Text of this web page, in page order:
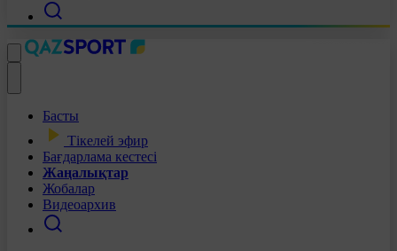
Басты
Тікелей эфир
Бағдарлама кестесі
Жаңалықтар
Жобалар
Видеоархив